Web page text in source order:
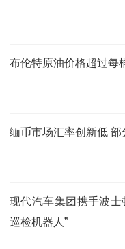
布伦特原油价格超过每
缅币市场汇率创新低
现代汽车集团携手波士
巡检机器人”